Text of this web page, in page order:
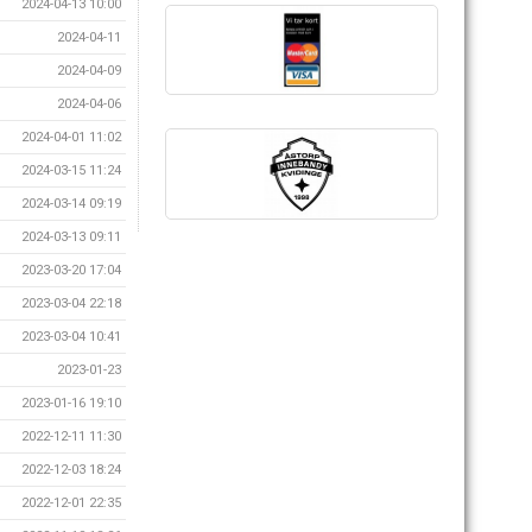
2024-04-13 10:00
2024-04-11
2024-04-09
2024-04-06
2024-04-01 11:02
2024-03-15 11:24
2024-03-14 09:19
2024-03-13 09:11
2023-03-20 17:04
2023-03-04 22:18
2023-03-04 10:41
2023-01-23
2023-01-16 19:10
2022-12-11 11:30
2022-12-03 18:24
2022-12-01 22:35